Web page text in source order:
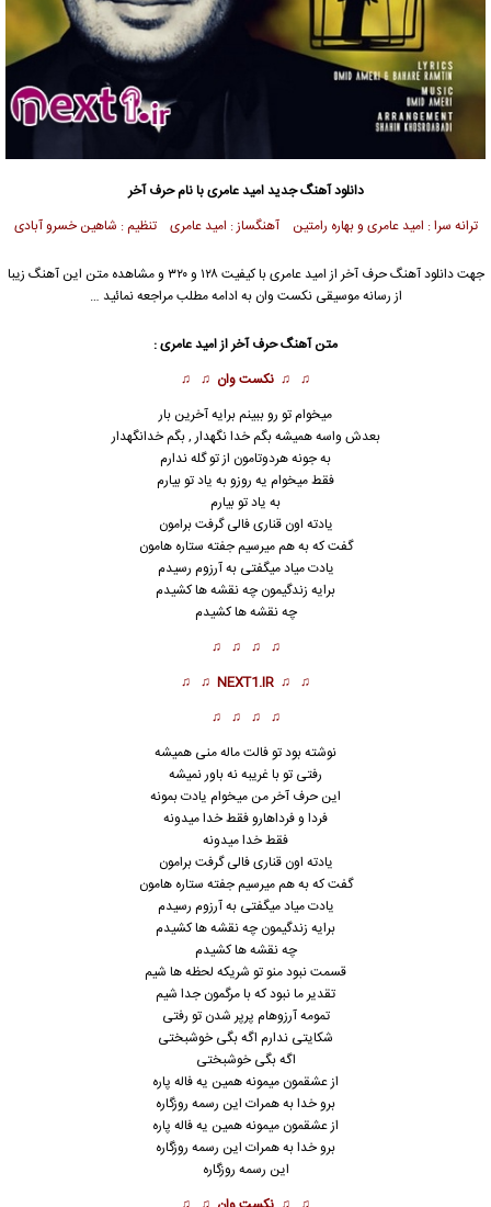
دانلود آهنگ جدیدامید عامریبا نام حرف آخر
ترانه سرا : امید عامری و بهاره رامتین آهنگساز : امید عامری تنظیم : شاهین خسرو آبادی
جهت دانلود آهنگ حرف آخر از امید عامری
با کیفیت ۱۲۸ و ۳۲۰ و مشاهده متن این آهنگ زیبا
از رسانه موسیقی نکست وان به ادامه مطلب مراجعه نمائید …
متن آهنگ حرف آخر ازامید عامری:
♫ ♫ نکست وان ♫ ♫
میخوام تو رو ببینم برایه آخرین بار
بعدش واسه همیشه بگم خدا نگهدار , بگم خدانگهدار
به جونه هردوتامون از تو گله ندارم
فقط میخوام یه روزو به یاد تو بیارم
به یاد تو بیارم
یادته اون قناری فالی گرفت برامون
گفت که به هم میرسیم جفته ستاره هامون
یادت میاد میگفتی به آرزوم رسیدم
برایه زندگیمون چه نقشه ها کشیدم
چه نقشه ها کشیدم
♫ ♫ ♫ ♫
♫ ♫
NEXT1.IR
♫ ♫
♫ ♫ ♫ ♫
نوشته بود تو فالت ماله منی همیشه
رفتی تو با غریبه نه باور نمیشه
این حرف آخر من میخوام یادت بمونه
فردا و فرداهارو فقط خدا میدونه
فقط خدا میدونه
یادته اون قناری فالی گرفت برامون
گفت که به هم میرسیم جفته ستاره هامون
یادت میاد میگفتی به آرزوم رسیدم
برایه زندگیمون چه نقشه ها کشیدم
چه نقشه ها کشیدم
قسمت نبود منو تو شریکه لحظه ها شیم
تقدیر ما نبود که با مرگمون جدا شیم
تمومه آرزوهام پرپر شدن تو رفتی
شکایتی ندارم اگه بگی خوشبختی
اگه بگی خوشبختی
از عشقمون میمونه همین یه فاله پاره
برو خدا به همرات این رسمه روزگاره
از عشقمون میمونه همین یه فاله پاره
برو خدا به همرات این رسمه روزگاره
این رسمه روزگاره